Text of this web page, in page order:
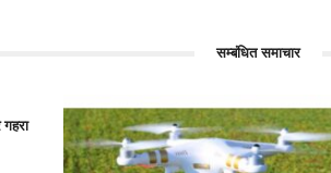
सम्बंधित समाचार
गहरा